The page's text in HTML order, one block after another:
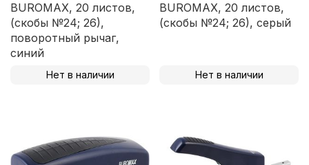
BUROMAX, 20 листов,
(скобы №24; 26),
поворотный рычаг,
синий
Нет в наличии
BUROMAX, 20 листов,
(скобы №24; 26), серый
Нет в наличии